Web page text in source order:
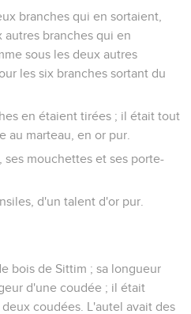
branches qui en sortaient,
autres branches qui en
sous les deux autres
les six branches sortant du
en étaient tirées ; il était tout
au marteau, en or pur.
ses mouchettes et ses porte-
d'un talent d'or pur.
bois de Sittim ; sa longueur
d'une coudée ; il était
coudées. L'autel avait des